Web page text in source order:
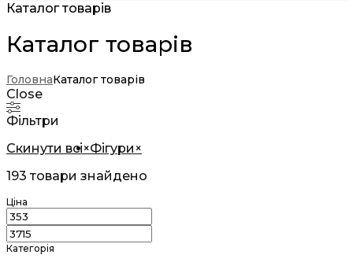
Каталог товарів
Каталог товарів
ГоловнаКаталог товарів
Close
Фільтри
Скинути всі×Фігури ×
193 товари знайдено
Ціна
Категорія